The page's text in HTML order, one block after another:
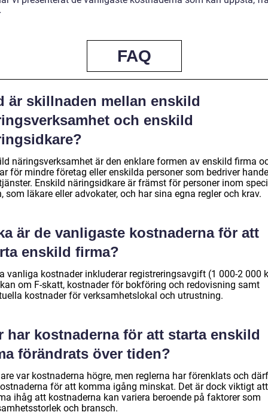
FAQ
är skillnaden mellan enskild
och enskild
näringsverksamhet är den enklare formen av enskild firma
för mindre företag eller enskilda personer som bedriver
Enskild näringsidkare är främst för personer inom
som läkare eller advokater, och har sina egna regler och krav.
är de vanligaste kostnaderna för att
enskild firma?
vanliga kostnader inkluderar registreringsavgift (1 000-2 000
om F-skatt, kostnader för bokföring och redovisning samt
kostnader för verksamhetslokal och utrustning.
har kostnaderna för att starta enskild
förändrats över tiden?
var kostnaderna högre, men reglerna har förenklats och
för att komma igång minskat. Det är dock viktigt att
ihåg att kostnaderna kan variera beroende på faktorer som
och bransch.